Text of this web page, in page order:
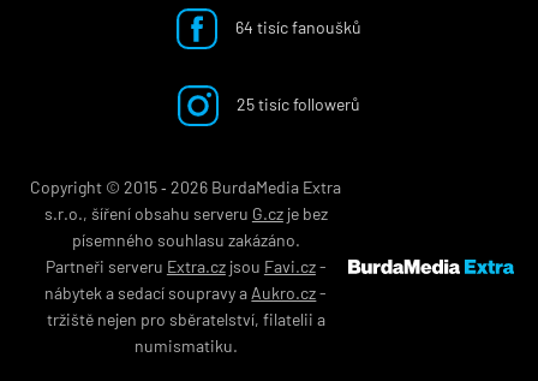
64 tisíc fanoušků
25 tisíc followerů
Copyright © 2015 ‐ 2026 BurdaMedia Extra
s.r.o., šíření obsahu serveru G.czje bez
písemného souhlasu zakázáno.
Partneři serveru Extra.czjsou Favi.cz-
nábytek a sedací soupravya Aukro.cz-
tržiště nejen pro sběratelství, filatelii a
numismatiku.